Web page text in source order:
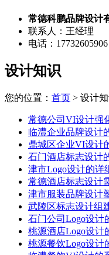
常德科鹏品牌设计
联系人：王经理
电话：
设计知识
您的位置： 首页 > 设计
常德公司VI设计强
临澧企业品牌设计
鼎城区企业VI设计
石门酒店标志设计
津市Logo设计的详
常德酒店标志设计
津市服装品牌设计
武陵区标志设计组
石门公司Logo设计
桃源酒店Logo设计
桃源餐饮Logo设计